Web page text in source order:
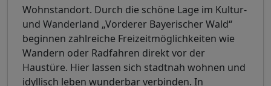
Wohnstandort. Durch die schöne Lage im Kultur-
und Wanderland „Vorderer Bayerischer Wald“
beginnen zahlreiche Freizeitmöglichkeiten wie
Wandern oder Radfahren direkt vor der
Haustüre. Hier lassen sich stadtnah wohnen und
idyllisch leben wunderbar verbinden. In